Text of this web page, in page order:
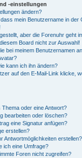
-einstellungen
ändern?
mein Benutzername in der
aber die Forenuhr geht
Board nicht zur Auswahl!
bei meinem Benutzernamen
kann ich ihn ändern?
auf den E-Mail-Link klicke,
oder eine Antwort?
bearbeiten oder löschen?
eine Signatur anfügen?
erstellen?
Antwortmöglichkeiten erstellen?
ich eine Umfrage?
Foren nicht zugreifen?